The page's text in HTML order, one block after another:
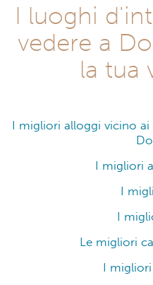
I luoghi
vedere a
la tua
I migliori alloggi vicino
I migliori
I
I
Le migliori
I